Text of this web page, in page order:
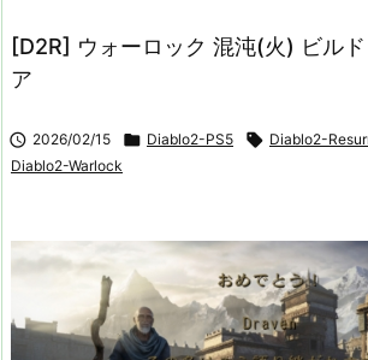
[D2R] ウォーロック 混沌(火) ビル
ア
 2026/02/15  Diablo2-PS5  Diablo2-
Diablo2-Warlock